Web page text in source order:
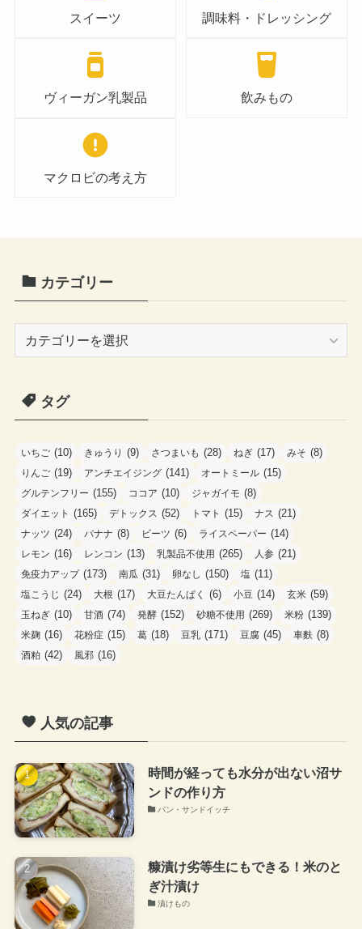
スイーツ 調味料・ドレッシング
ヴィーガン乳製品 飲みもの
マクロビの考え方
カテゴリー
ゴ
タグ
いちご (10) きゅうり (9) さつまいも (28) ねぎ (17) みそ (8)
りんご (19) アンチエイジング (141) オートミール (15)
グルテンフリー (155) ココア (10) ジャガイモ (8)
ダイエット (165) デトックス (52) トマト (15) ナス (21)
ナッツ (24) バナナ (8) ビーツ (6) ライスペーパー (14)
レモン (16) レンコン (13) 乳製品不使用 (265) 人参 (21)
免疫力アップ(173) 南瓜 (31) 卵なし (150) 塩 (11)
塩こうじ (24) 大根 (17) 大豆たんぱく (6) 小豆 (14) 玄米 (59)
玉ねぎ (10) 甘酒 (74) 発酵 (152) 砂糖不使用 (269) 米粉 (139)
米麹 (16) 花粉症 (15) 葛 (18) 豆乳 (171) 豆腐 (45) 車麩 (8)
酒粕 (42) 風邪 (16)
人気の記事
時間が経っても水分が出ない沼サ
ンドの作り方
パン・サンドイッチ
糠漬け劣等生にもできる！米のと
ぎ汁漬け
漬けもの